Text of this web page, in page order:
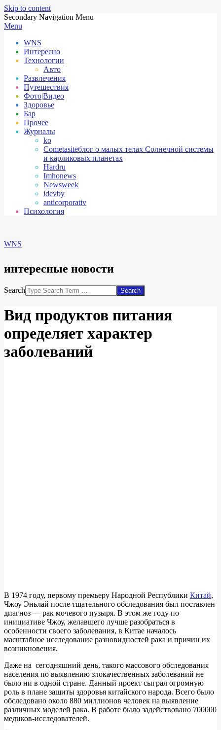
Skip to content
Secondary Navigation Menu
Menu
WNS
Интересно
Технологии
Авто
Развлечения
Путешествия
Фото|Видео
Здоровье
Бар
Прочее
Журналы
ko
Cometasiteблог о малых телах Солнечной системы
и карликовых планетах
Hardru
Imhonews
Newsweek
idevby
anticorporativ
Психология
WNS
интересные новости
Search
Вид продуктов питания
определяет характер
заболеваний
В 1974 году, первому премьеру Народной Республики Китай,
Чжоу Эньлай после тщательного обследования был поставлен
диагноз — рак мочевого пузыря. В этом же году по
инициативе Чжоу, желавшего лучше разобраться в
особенности своего заболевания, в Китае началось
масштабное исследование разновидностей рака и причин их
возникновения.
Даже на сегодняшний день, такого массового обследования
населения по выявлению злокачественных заболеваний не
было ни в одной стране. Данный проект сыграл огромную
роль в плане защиты здоровья китайского народа. Всего было
обследовано около 880 миллионов человек на выявление
различных моделей рака. В работе было задействовано 700000
медиков-исследователей.